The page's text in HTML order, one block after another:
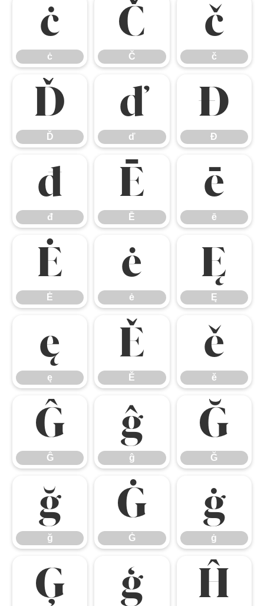
ċ
ċ
Č
Č
č
č
Ď
Ď
ď
ď
Đ
Đ
đ
đ
Ē
Ē
ē
ē
Ė
Ė
ė
ė
Ę
Ę
ę
ę
Ě
Ě
ě
ě
Ĝ
Ĝ
ĝ
ĝ
Ğ
Ğ
ğ
ğ
Ġ
Ġ
ġ
ġ
Ģ ģ Ĥ